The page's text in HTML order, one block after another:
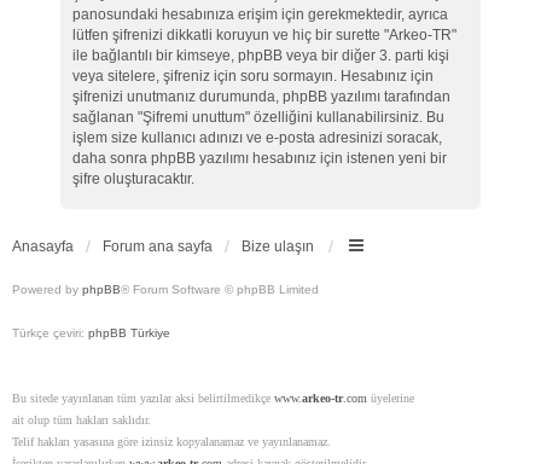
panosundaki hesabınıza erişim için gerekmektedir, ayrıca
lütfen şifrenizi dikkatli koruyun ve hiç bir surette "Arkeo-TR"
ile bağlantılı bir kimseye, phpBB veya bir diğer 3. parti kişi
veya sitelere, şifreniz için soru sormayın. Hesabınız için
şifrenizi unutmanız durumunda, phpBB yazılımı tarafından
sağlanan "Şifremi unuttum" özelliğini kullanabilirsiniz. Bu
işlem size kullanıcı adınızı ve e-posta adresinizi soracak,
daha sonra phpBB yazılımı hesabınız için istenen yeni bir
şifre oluşturacaktır.
Anasayfa Forum ana sayfa Bize ulaşın
Powered by phpBB® Forum Software © phpBB Limited
Türkçe çeviri: phpBB Türkiye
Bu sitede yayınlanan tüm yazılar aksi belirtilmedikçe www.arkeo-tr.com üyelerine
ait olup tüm hakları saklıdır.
Telif hakları yasasına göre izinsiz kopyalanamaz ve yayınlanamaz.